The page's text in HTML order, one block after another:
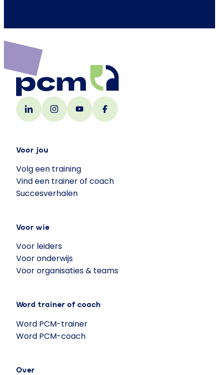
Voor jou
Volg een training
Vind een trainer of coach
Succesverhalen
Voor wie
Voor leiders
Voor onderwijs
Voor organisaties & teams
Word trainer of coach
Word PCM-trainer
Word PCM-coach
Over